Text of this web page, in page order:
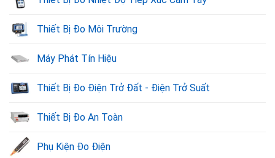
Thiết Bị Đo Môi Trường
Máy Phát Tín Hiệu
Thiết Bị Đo Điện Trở Đất - Điện Trở Suất
Thiết Bị Đo An Toàn
Phụ Kiện Đo Điện